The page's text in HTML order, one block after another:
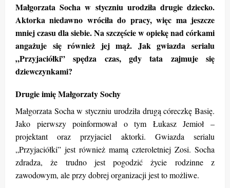
Małgorzata Socha w styczniu urodziła drugie dziecko.
Aktorka niedawno wróciła do pracy, więc ma jeszcze
mniej czasu dla siebie. Na szczęście w opiekę nad córkami
angażuje się również jej mąż. Jak gwiazda serialu
„Przyjaciółki” spędza czas, gdy tata zajmuje się
dziewczynkami?
Drugie imię Małgorzaty Sochy
Małgorzata Socha w styczniu urodziła drugą córeczkę Basię.
Jako pierwszy poinformował o tym Łukasz Jemioł –
projektant oraz przyjaciel aktorki. Gwiazda serialu
„Przyjaciółki” jest również mamą czteroletniej Zosi. Socha
zdradza, że trudno jest pogodzić życie rodzinne z
zawodowym, ale przy dobrej organizacji jest to możliwe.